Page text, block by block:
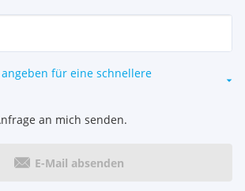
für eine schnellere
an mich senden.
E-Mail absenden